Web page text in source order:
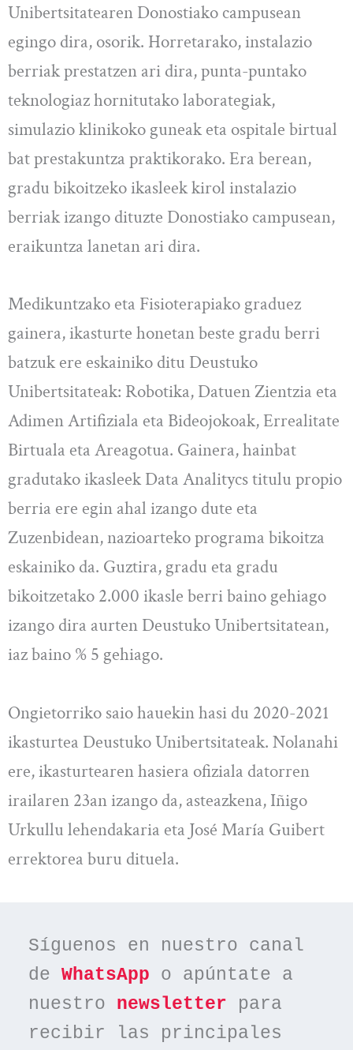
Unibertsitatearen Donostiako campusean
egingo dira, osorik. Horretarako, instalazio
berriak prestatzen ari dira, punta-puntako
teknologiaz hornitutako laborategiak,
simulazio klinikoko guneak eta ospitale birtual
bat prestakuntza praktikorako. Era berean,
gradu bikoitzeko ikasleek kirol instalazio
berriak izango dituzte Donostiako campusean,
eraikuntza lanetan ari dira.
Medikuntzako eta Fisioterapiako graduez
gainera, ikasturte honetan beste gradu berri
batzuk ere eskainiko ditu Deustuko
Unibertsitateak: Robotika, Datuen Zientzia eta
Adimen Artifiziala eta Bideojokoak, Errealitate
Birtuala eta Areagotua. Gainera, hainbat
gradutako ikasleek Data Analitycs titulu propio
berria ere egin ahal izango dute eta
Zuzenbidean, nazioarteko programa bikoitza
eskainiko da. Guztira, gradu eta gradu
bikoitzetako 2.000 ikasle berri baino gehiago
izango dira aurten Deustuko Unibertsitatean,
iaz baino % 5 gehiago.
Ongietorriko saio hauekin hasi du 2020-2021
ikasturtea Deustuko Unibertsitateak. Nolanahi
ere, ikasturtearen hasiera ofiziala datorren
irailaren 23an izango da, asteazkena, Iñigo
Urkullu lehendakaria eta José María Guibert
errektorea buru dituela.
Síguenos en nuestro canal
de WhatsApp o apúntate a
nuestro newsletter para
recibir las principales